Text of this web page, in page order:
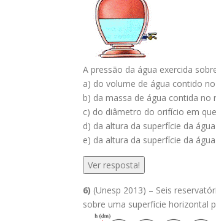
A pressão da água exercida
a) do volume de água contido
b) da massa de água contida no
c) do diâmetro do orifício em
d) da altura da superfície da
e) da altura da superfície da
Ver resposta!
6) (Unesp 2013) – Seis
sobre uma superfície horizontal